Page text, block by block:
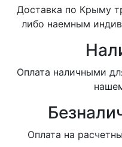
Доставка по Крыму
либо наемным
Оплата наличными
Оплата на